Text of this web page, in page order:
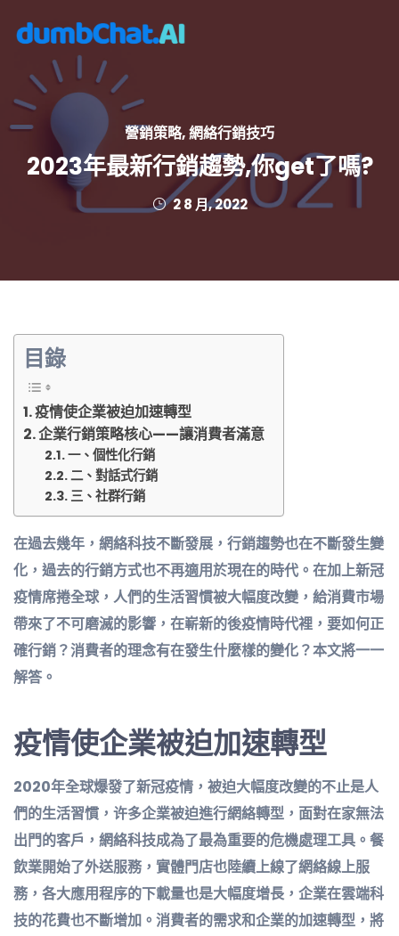
營銷策略,網絡行銷技巧
2023年最新行銷趨勢,你get了嗎?
2 8 月, 2022
目錄
疫情使企業被迫加速轉型
企業行銷策略核心——讓消費者滿意
一、個性化行銷
二、對話式行銷
三、社群行銷
在過去幾年，網絡科技不斷發展，行銷趨勢也在不斷發生變
化，過去的行銷方式也不再適用於現在的時代。在加上新冠
疫情席捲全球，人們的生活習慣被大幅度改變，給消費市場
帶來了不可磨滅的影響，在嶄新的後疫情時代裡，要如何正
確行銷？消費者的理念有在發生什麼樣的變化？本文將一一
解答。
疫情使企業被迫加速轉型
2020年全球爆發了新冠疫情，被迫大幅度改變的不止是人
們的生活習慣，许多企業被迫進行網絡轉型，面對在家無法
出門的客戶，網絡科技成為了最為重要的危機處理工具。餐
飲業開始了外送服務，實體門店也陸續上線了網絡線上服
務，各大應用程序的下載量也是大幅度增長，企業在雲端科
技的花費也不斷增加。消費者的需求和企業的加速轉型，將